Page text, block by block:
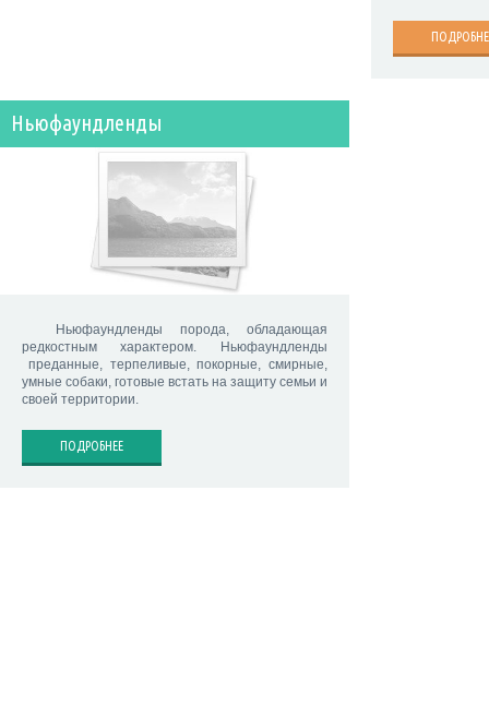
Ньюфаундленды
Ньюфаундленды порода, обладающая
редкостным характером. Ньюфаундленды
преданные, терпеливые, покорные, смирные,
умные собаки, готовые встать на защиту семьи и
своей территории.
ПОДРОБНЕЕ